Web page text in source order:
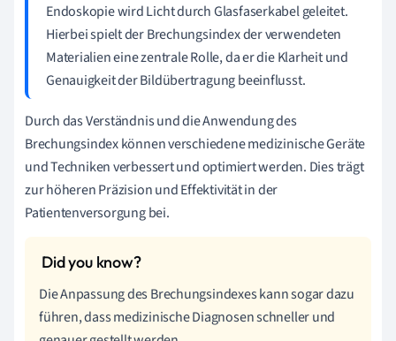
Endoskopie wird Licht durch Glasfaserkabel geleitet.
Hierbei spielt der Brechungsindex der verwendeten
Materialien eine zentrale Rolle, da er die Klarheit und
Genauigkeit der Bildübertragung beeinflusst.
Durch das Verständnis und die Anwendung des
Brechungsindex können verschiedene medizinische Geräte
und Techniken verbessert und optimiert werden. Dies trägt
zur höheren Präzision und Effektivität in der
Patientenversorgung bei.
Die Anpassung des Brechungsindexes kann sogar dazu
führen, dass medizinische Diagnosen schneller und